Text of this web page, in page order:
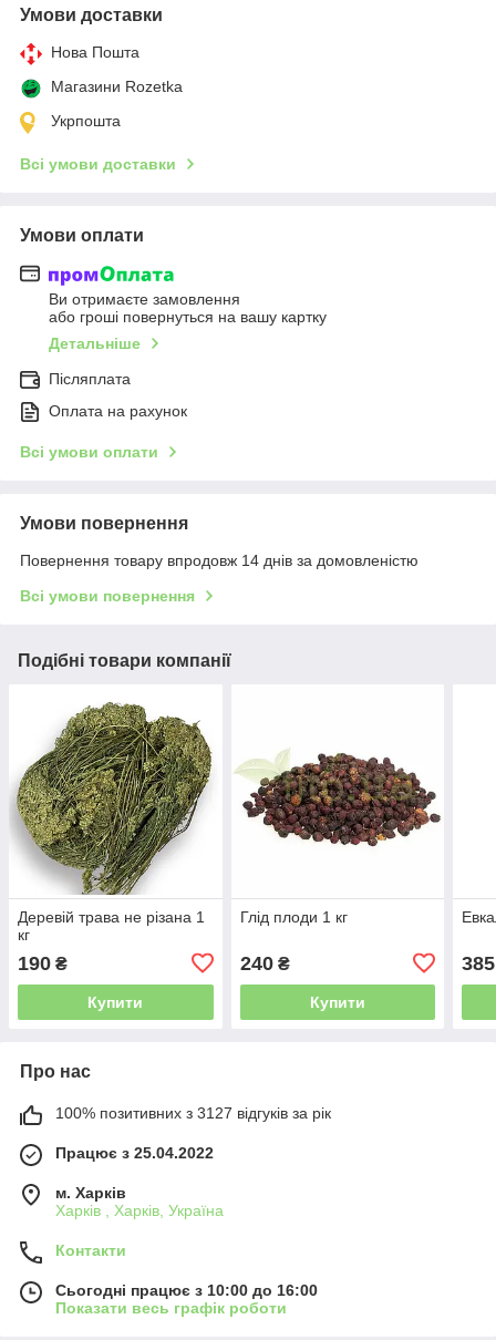
Умови доставки
Нова Пошта
Магазини Rozetka
Укрпошта
Всі умови доставки
Умови оплати
Ви отримаєте замовлення
або гроші повернуться на вашу картку
Детальніше
Післяплата
Оплата на рахунок
Всі умови оплати
Умови повернення
Повернення товару впродовж 14 днів за домовленістю
Всі умови повернення
Подібні товари компанії
Деревій трава не різана 1
кг
190 ₴
Купити
Глід плоди 1 кг
240₴
Купити
385
Про нас
100% позитивних з 3127 відгуків за рік
Працює з 25.04.2022
м. Харків
Харків , Харків, Україна
Контакти
Сьогодні працює з 10:00 до 16:00
Показати весь графік роботи